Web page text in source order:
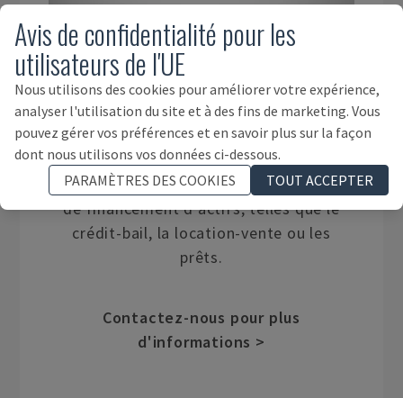
FINANCEMENT D'ACTIFS
Nous travaillons avec des prestataires
de services financiers expérimentés qui
proposent une large gamme de solutions
de financement d'actifs, telles que le
crédit-bail, la location-vente ou les
prêts.
Contactez-nous pour plus
d'informations >
Avis de confidentialité pour les
utilisateurs de l'UE
Nous utilisons des cookies pour améliorer votre expérience,
analyser l'utilisation du site et à des fins de marketing. Vous
pouvez gérer vos préférences et en savoir plus sur la façon
dont nous utilisons vos données ci-dessous.
PARAMÈTRES DES COOKIES
TOUT ACCEPTER